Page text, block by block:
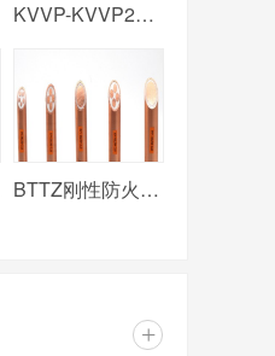
KVVP-KVVP2电缆
BTTZ刚性防火电缆
+